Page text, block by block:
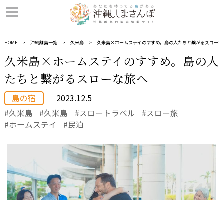
HOME 沖縄離島一覧 久米島 久米島×ホームステイのすすめ。島の人たちと繋がるスローな
久米島×ホームステイのすすめ。島の人
たちと繋がるスローな旅へ
島の宿
2023.12.5
久米島
久米島 スロートラベル
スロー旅
ホームステイ
民泊